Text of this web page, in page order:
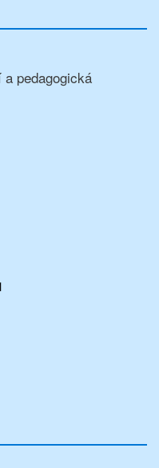
pedagogická